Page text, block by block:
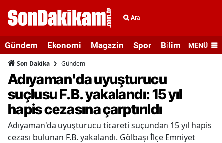
Ara
Gündem Ekonomi Magazin Spor Bilim veMENÜ
Son Dakika Gündem
Adıyaman'da uyuşturucu
suçlusu F.B. yakalandı: 15 yıl
hapis cezasına çarptırıldı
Adıyaman'da uyuşturucu ticareti suçundan 15 yıl hapis
cezası bulunan F.B. yakalandı. Gölbaşı İlçe Emniyet